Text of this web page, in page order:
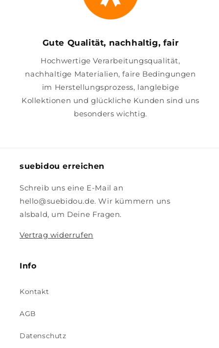
Gute Qualität, nachhaltig, fair
Hochwertige Verarbeitungsqualität,
nachhaltige Materialien, faire Bedingungen
im Herstellungsprozess, langlebige
Kollektionen und glückliche Kunden sind uns
besonders wichtig.
suebidou erreichen
Schreib uns eine E-Mail an
hello@suebidou.de. Wir kümmern uns
alsbald, um Deine Fragen.
Vertrag widerrufen
Info
Kontakt
AGB
Datenschutz